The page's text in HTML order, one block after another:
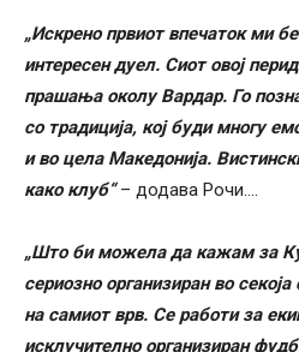
„Искрено првиот впечаток ми
интересен дуел. Сиот овој
прашања околу Вардар. Го
со традиција, кој буди многу
и во цела Македонија.
како клуб“ – додава Рочи….
„Што би можела да кажам за
сериозно организиран во
на самиот врв. Се работи за
исклучително организиран